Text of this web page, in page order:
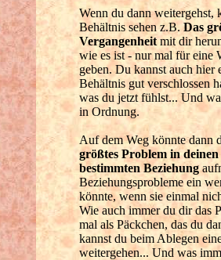
Wenn du dann weitergehst,
Behältnis sehen z.B. Das
Vergangenheit mit dir
wie es ist - nur mal für eine
geben. Du kannst auch hier
Behältnis gut verschlossen
was du jetzt fühlst... Und
in Ordnung.
Auf dem Weg könnte dann
größtes Problem in
bestimmten Beziehung
Beziehungsprobleme ein
könnte, wenn sie einmal
Wie auch immer du dir das
mal als Päckchen, das du
kannst du beim Ablegen
weitergehen... Und was